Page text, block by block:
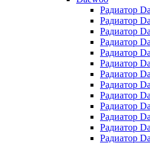
Радиатор
Радиатор
Радиатор
Радиатор
Радиатор
Радиатор
Радиатор
Радиатор
Радиатор
Радиатор
Радиатор
Радиатор
Радиатор